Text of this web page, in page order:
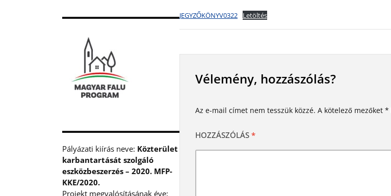
Pályázati kiírás neve: Közterület
karbantartását szolgáló
eszközbeszerzés – 2020. MFP-
KKE/2020.
Projekt megvalósításának éve:
JEGYZŐKÖNYV0322 Letöltés
Vélemény, hozzászólás?
Az e-mail címet nem tesszük közzé. A kötelező mezőket *
HOZZÁSZÓLÁS *